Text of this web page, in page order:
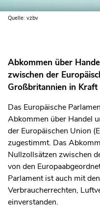
Quelle: vzbv
Abkommen über
zwischen der
Großbritannien in Kraft
Das Europäische
Abkommen über Handel
der Europäischen Union
zugestimmt. Das
Nullzollsätzen zwischen
von den
Parlament ist auch mit
Verbraucherrechten,
einverstanden.